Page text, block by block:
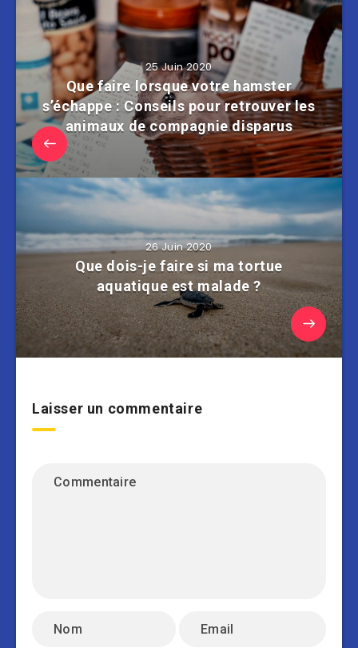
25 Juin 2020
Que faire lorsque votre hamster
s’échappe : Conseils pour retrouver les
animaux de compagnie disparus
26 Juin 2020
Que dois-je faire si ma tortue
aquatique est malade ?
Laisser un commentaire